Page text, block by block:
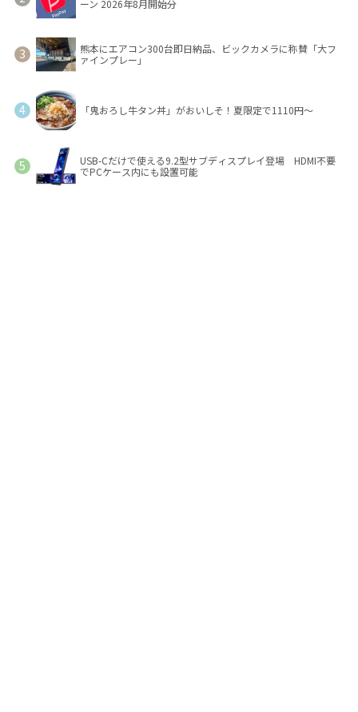
ーン 2026年8月開始分
熊本にエアコン300台即日納品、ビックカメラに称賛「大フ
ァインプレー」
「鬼おろし牛タン丼」がおいしそ！夏限定で1110円～
USB-Cだけで使える9.2型サブディスプレイ登場 HDMI不要
でPCケース内にも設置可能